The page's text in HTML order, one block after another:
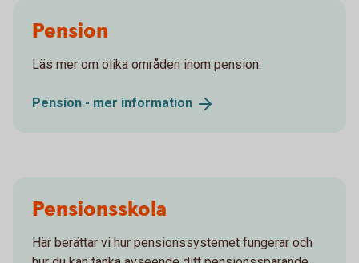
Pension
Läs mer om olika områden inom pension.
Pension - mer information
Pensionsskola
Här berättar vi hur pensionssystemet fungerar och